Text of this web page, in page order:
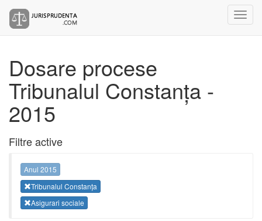
Dosare procese
Tribunalul Constanța -
2015
Filtre active
Anul 2015
Tribunalul Constanța
Asigurari sociale